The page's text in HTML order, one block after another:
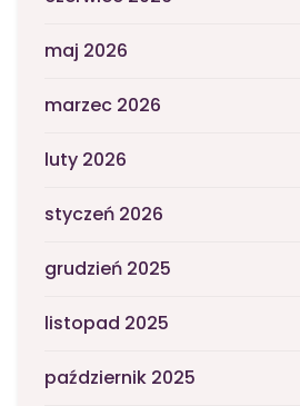
maj 2026
marzec 2026
luty 2026
styczeń 2026
grudzień 2025
listopad 2025
październik 2025